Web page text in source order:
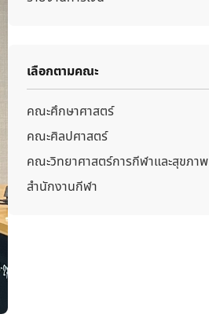
เลือกตามคณะ
คณะศึกษาศาสตร์
คณะศิลปศาสตร์
คณะวิทยาศาสตร์การกีฬาและสุขภาพ
สำนักงานกีฬา